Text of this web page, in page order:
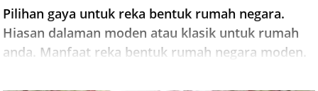
Pilihan gaya untuk reka bentuk rumah negara.
Hiasan dalaman moden atau klasik untuk rumah
anda. Manfaat reka bentuk rumah negara moden.